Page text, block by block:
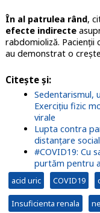
În al patrulea rând,
efecte indirecte
rabdomioliză. Pacienții
au demonstrat o
Citește și:
Sedentarismul,
Exercițiu fizic
virale
Lupta contra
distanțare
#COVID19: Cu
purtăm pentru
acid uric COVID19
Insuficienta renala